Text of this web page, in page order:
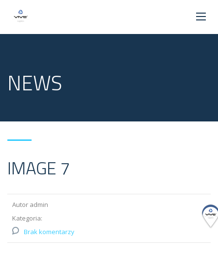
NEWS
IMAGE 7
Autor admin
Kategoria:
Brak komentarzy